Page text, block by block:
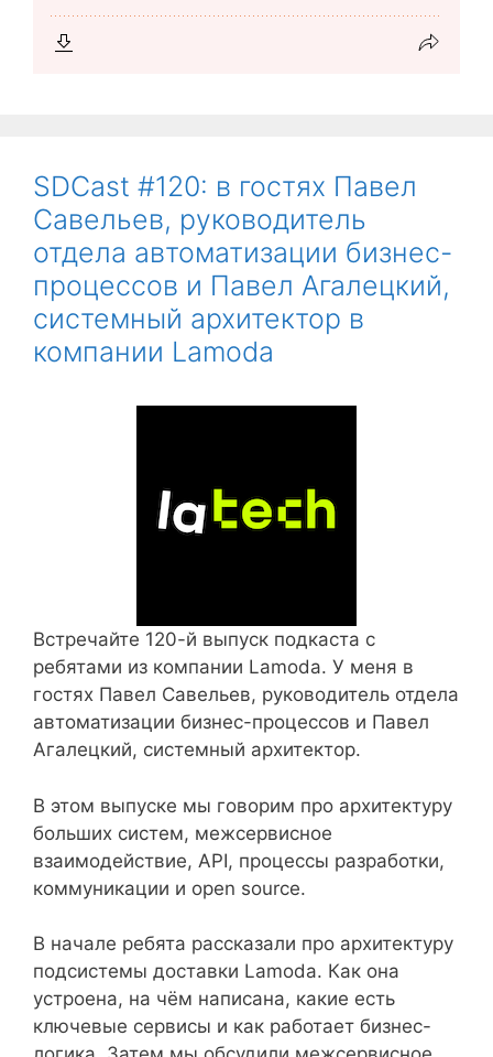
SDCast #120: в гостях Павел
Савельев, руководитель
отдела автоматизации бизнес-
процессов и Павел Агалецкий,
системный архитектор в
компании Lamoda
Встречайте 120-й выпуск подкаста с
ребятами из компании Lamoda. У меня в
гостях Павел Савельев, руководитель отдела
автоматизации бизнес-процессов и Павел
Агалецкий, системный архитектор.
В этом выпуске мы говорим про архитектуру
больших систем, межсервисное
взаимодействие, API, процессы разработки,
коммуникации и open source.
В начале ребята рассказали про архитектуру
подсистемы доставки Lamoda. Как она
устроена, на чём написана, какие есть
ключевые сервисы и как работает бизнес-